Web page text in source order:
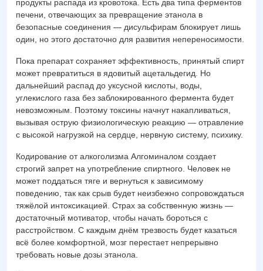
продукты распада из кровотока. Есть два типа ферментов
печени, отвечающих за превращение этанола в
безопасные соединения — дисульфирам блокирует лишь
один, но этого достаточно для развития непереносимости.
Пока препарат сохраняет эффективность, принятый спирт
может превратиться в ядовитый ацетальдегид. Но
дальнейший распад до уксусной кислоты, воды,
углекислого газа без заблокированного фермента будет
невозможным. Поэтому токсины начнут накапливаться,
вызывая острую физиологическую реакцию — отравление
с высокой нагрузкой на сердце, нервную систему, психику.
Кодирование от алкоголизма Алгоминалом создает
строгий запрет на употребление спиртного. Человек не
может поддаться тяге и вернуться к зависимому
поведению, так как срыв будет неизбежно сопровождаться
тяжёлой интоксикацией. Страх за собственную жизнь —
достаточный мотиватор, чтобы начать бороться с
расстройством. С каждым днём трезвость будет казаться
всё более комфортной, мозг перестает непрерывно
требовать новые дозы этанола.